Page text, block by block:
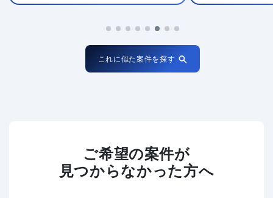
これに似た案件を探す
ご希望の案件が
見つからなかった方へ